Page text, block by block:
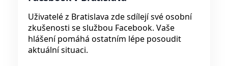
Uživatelé z Bratislava zde sdílejí své osobní
zkušenosti se službou Facebook. Vaše
hlášení pomáhá ostatním lépe posoudit
aktuální situaci.